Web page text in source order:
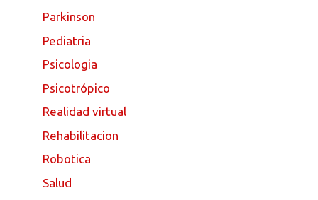
Parkinson
Pediatria
Psicologia
Psicotrópico
Realidad virtual
Rehabilitacion
Robotica
Salud